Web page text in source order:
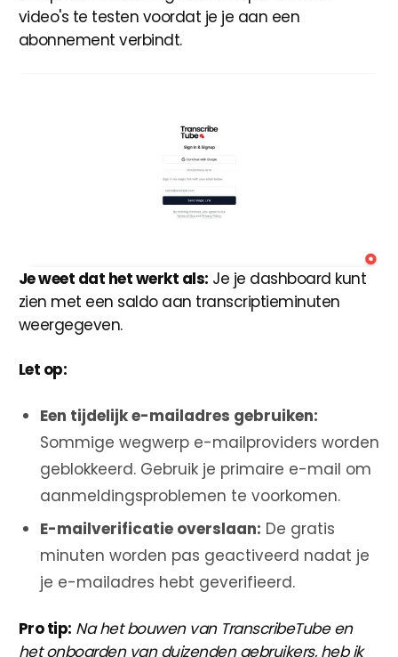
video's te testen voordat je je aan een
abonnement verbindt.
Je weet dat het werkt als: Je je dashboard kunt
zien met een saldo aan transcriptieminuten
weergegeven.
Let op:
Een tijdelijk e-mailadres gebruiken:
Sommige wegwerp e-mailproviders worden
geblokkeerd. Gebruik je primaire e-mail om
aanmeldingsproblemen te voorkomen.
E-mailverificatie overslaan: De gratis
minuten worden pas geactiveerd nadat je
je e-mailadres hebt geverifieerd.
Pro tip: Na het bouwen van TranscribeTube en
het onboarden van duizenden gebruikers, heb ik